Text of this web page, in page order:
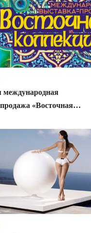
международная
«Восточная